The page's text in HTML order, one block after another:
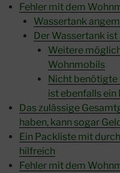
Fehler mit dem
Wassertank
Der Wassertank
Weitere
Wohnmobils
Nicht benötigte
ist ebenfalls ein
Das zulässige
haben, kann sogar
Ein Packliste mit
hilfreich
Fehler mit dem